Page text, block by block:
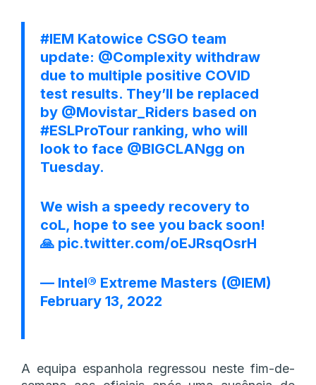
#IEM Katowice CSGO team
update: @Complexity withdraw
due to multiple positive COVID
test results. They’ll be replaced
by @Movistar_Riders based on
#ESLProTour ranking, who will
look to face @BIGCLANgg on
Tuesday.
We wish a speedy recovery to
coL, hope to see you back soon!
🙏 pic.twitter.com/oEJRsqOsrH
— Intel® Extreme Masters (@IEM)
February 13, 2022
A equipa espanhola regressou neste fim-de-